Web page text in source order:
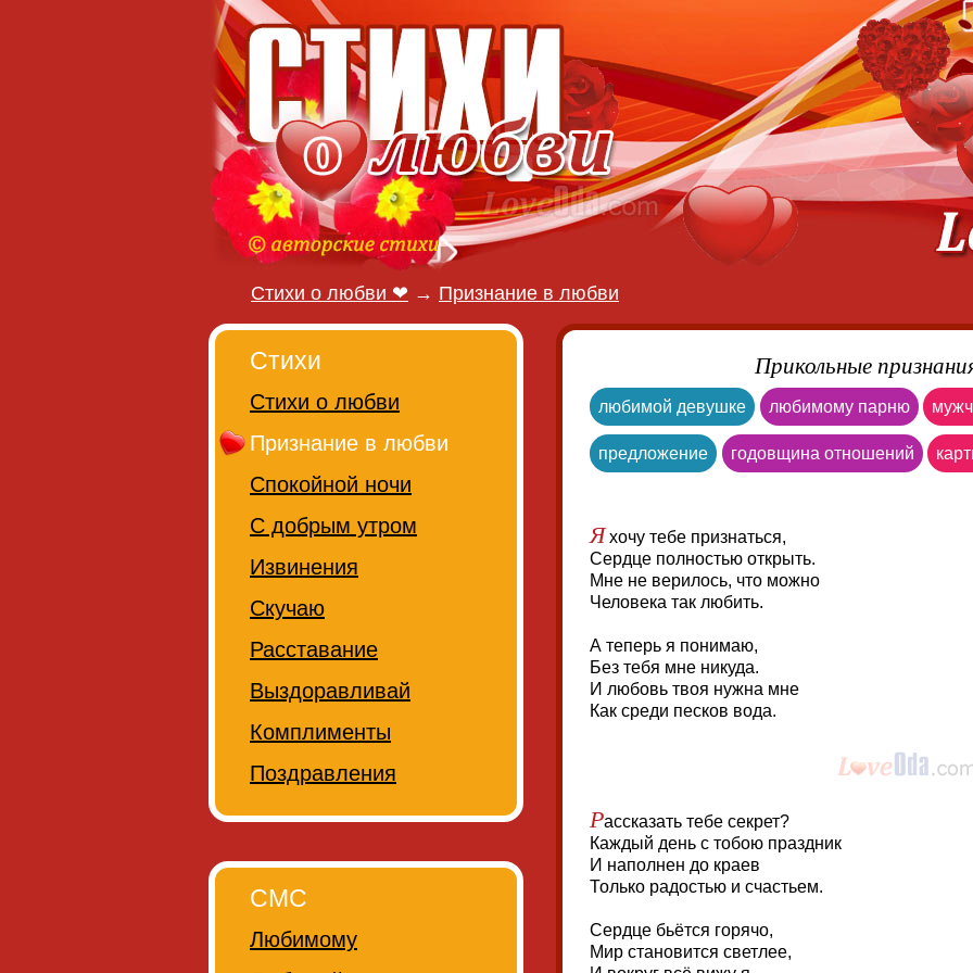
Стихи о любви ❤ → Признание в любви
Прикольные
любимой девушке любимому парню
предложение годовщина отношений
Я хочу тебе признаться,
Сердце полностью открыть.
Мне не верилось, что можно
Человека так любить.
А теперь я понимаю,
Без тебя мне никуда.
И любовь твоя нужна мне
Как среди песков вода.
Рассказать тебе секрет?
Каждый день с тобою праздник
И наполнен до краев
Только радостью и счастьем.
Сердце бьётся горячо,
Мир становится светлее,
Стихи
Стихи о любви
Признание в любви
Спокойной ночи
С добрым утром
Извинения
Скучаю
Расставание
Выздоравливай
Комплименты
Поздравления
СМС
Любимому